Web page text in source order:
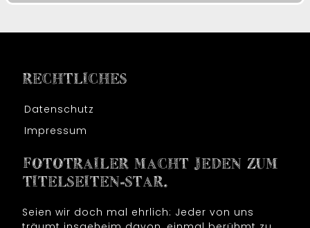
RECHTLICHES
Datenschutz
Impressum
FOTOTRAILER MACHT JEDEN ZUM
TITELSEITEN-STAR.
Seien wir doch mal ehrlich: Jeder von uns